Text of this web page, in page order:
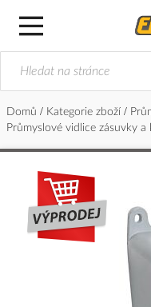
Domů Kategorie zboží
Průmyslové vidlice zásuvky
Přeskočit
konec
galerie